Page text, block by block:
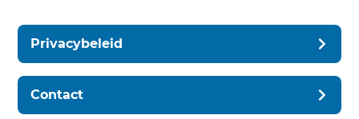
Privacybeleid
Contact